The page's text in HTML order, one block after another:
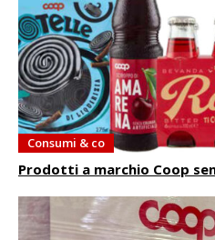
Consumi & co
Prodotti a marchio Coop